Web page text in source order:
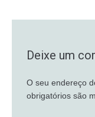
Deixe um
O seu endereço
obrigatórios são